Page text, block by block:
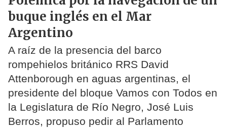
buque inglés en el Mar
Argentino
A raíz de la presencia del barco
rompehielos británico RRS David
Attenborough en aguas argentinas, el
presidente del bloque Vamos con Todos en
la Legislatura de Río Negro, José Luis
Berros, propuso pedir al Parlamento